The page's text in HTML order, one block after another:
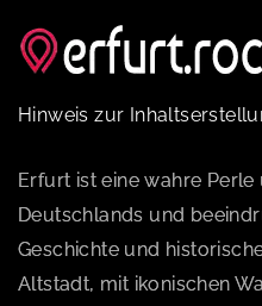
Hinweis zur
Erfurt ist eine wahre
Deutschlands und
Geschichte und
Altstadt, mit ikonischen